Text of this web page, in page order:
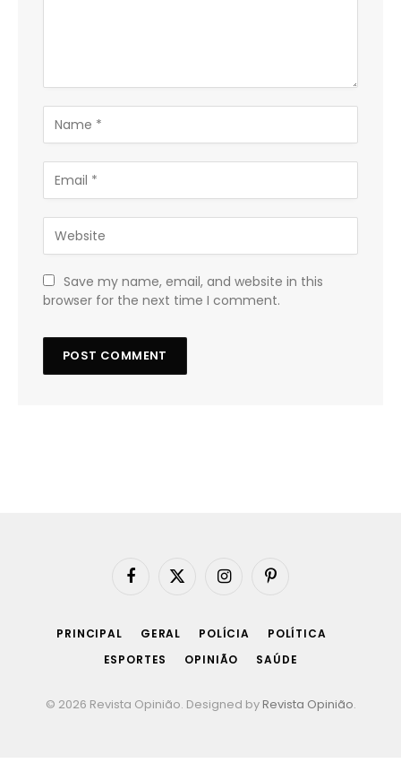
Save my name, email, and website in this
browser for the next time I comment.
Facebook
X
InstagramPinterest
PRINCIPAL GERAL POLÍCIA
POLÍTICA
ESPORTES
OPINIÃO SAÚDE
© 2026 Revista Opinião. Designed by Revista Opinião.